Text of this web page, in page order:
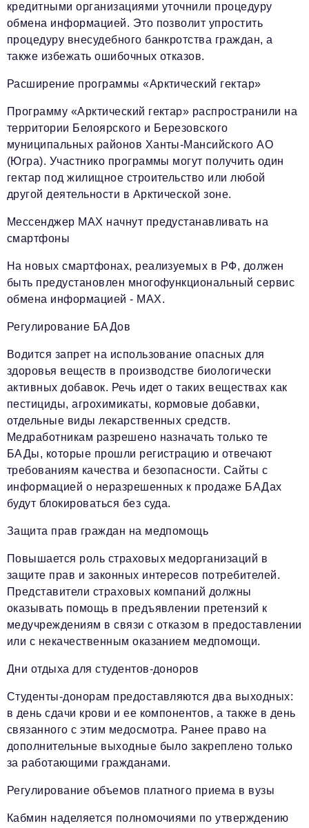
кредитными организациями уточнили процедуру
обмена информацией. Это позволит упростить
процедуру внесудебного банкротства граждан, а
также избежать ошибочных отказов.
Расширение программы «Арктический гектар»
Программу «Арктический гектар» распространили на
территории Белоярского и Березовского
муниципальных районов Ханты-Мансийского АО
(Югра). Участнико программы могут получить один
гектар под жилищное строительство или любой
другой деятельности в Арктической зоне.
Мессенджер MAX начнут предустанавливать на
смартфоны
На новых смартфонах, реализуемых в РФ, должен
быть предустановлен многофункциональный сервис
обмена информацией - MAX.
Регулирование БАДов
Водится запрет на использование опасных для
здоровья веществ в производстве биологически
активных добавок. Речь идет о таких веществах как
пестициды, агрохимикаты, кормовые добавки,
отдельные виды лекарственных средств.
Медработникам разрешено назначать только те
БАДы, которые прошли регистрацию и отвечают
требованиям качества и безопасности. Сайты с
информацией о неразрешенных к продаже БАДах
будут блокироваться без суда.
Защита прав граждан на медпомощь
Повышается роль страховых медорганизаций в
защите прав и законных интересов потребителей.
Представители страховых компаний должны
оказывать помощь в предъявлении претензий к
медучреждениям в связи с отказом в предоставлении
или с некачественным оказанием медпомощи.
Дни отдыха для студентов-доноров
Студенты-донорам предоставляются два выходных:
в день сдачи крови и ее компонентов, а также в день
связанного с этим медосмотра. Ранее право на
дополнительные выходные было закреплено только
за работающими гражданами.
Регулирование объемов платного приема в вузы
Кабмин наделяется полномочиями по утверждению